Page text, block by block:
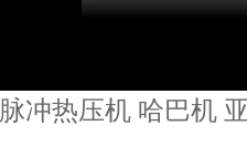
脉冲热压机 哈巴机